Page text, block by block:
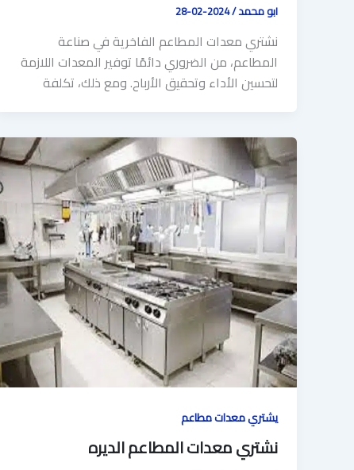
ابو محمد/
2024-02-28
نشتري معدات المطاعم الفاخرية في صناعة
المطاعم، من الضروري دائمًا توفير المعدات اللازمة
لتحسين الأداء وتحقيق الأرباح. ومع ذلك، تكلفة
يشتري معدات مطاعم
نشتري معدات المطاعم الديره